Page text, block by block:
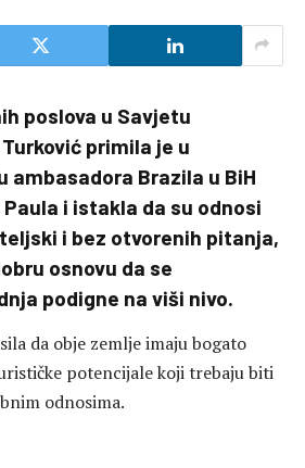
poslova u Savjetu
primila je u
ambasadora Brazila u BiH
Paula i istakla da su odnosi
i bez otvorenih pitanja,
osnovu da se
podigne na viši nivo.
da obje zemlje imaju bogato
potencijale koji trebaju biti
odnosima.